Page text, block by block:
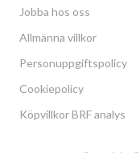
Jobba hos oss
Allmänna villkor
Personuppgiftspolicy
Cookiepolicy
Köpvillkor BRF analys